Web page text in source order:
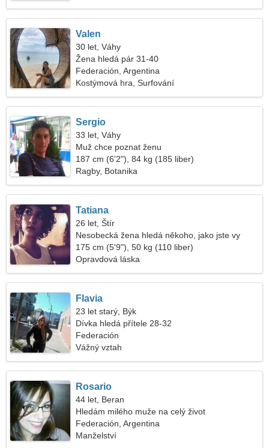
Valen
30 let, Váhy
Žena hledá pár 31-40
Federación, Argentina
Kostýmová hra, Surfování
Sergio
33 let, Váhy
Muž chce poznat ženu
187 cm (6'2"), 84 kg (185 liber)
Ragby, Botanika
Tatiana
26 let, Štír
Nesobecká žena hledá někoho, jako jste vy
175 cm (5'9"), 50 kg (110 liber)
Opravdová láska
Flavia
23 let starý, Býk
Dívka hledá přítele 28-32
Federación
Vážný vztah
Rosario
44 let, Beran
Hledám milého muže na celý život
Federación, Argentina
Manželství